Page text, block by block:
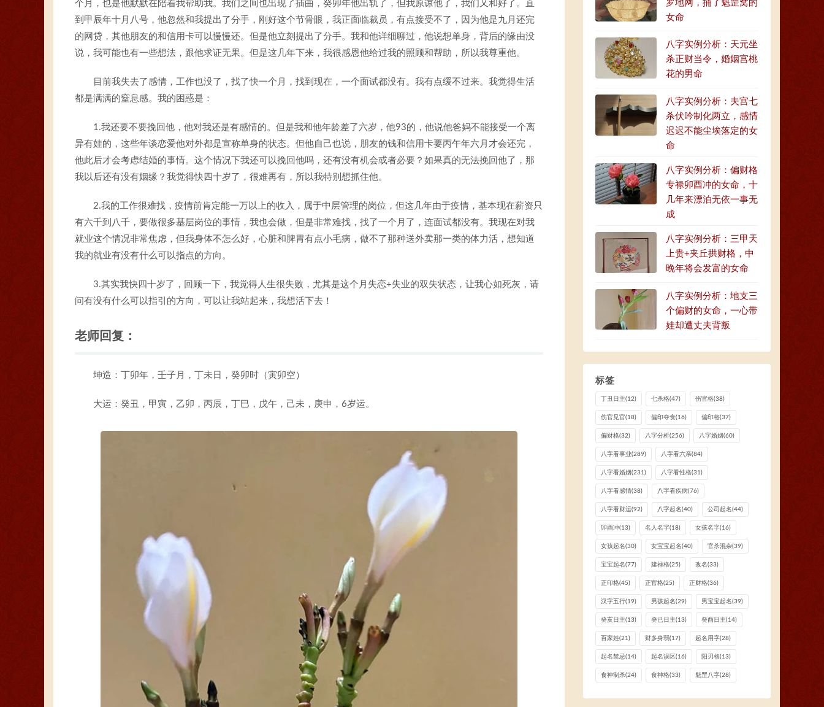
个月，也是他默默在陪着我帮助我。我们之间也出现了插曲，癸卯年他出轨了，但我原谅他了，我们又和好了。直
到甲辰年十月八号，他忽然和我提出了分手，刚好这个节骨眼，我正面临裁员，有点接受不了，因为他是九月还完
的网贷，其他朋友的和信用卡可以慢慢还。但是他立刻提出了分手。我和他详细聊过，他说想单身，背后的缘由没
说，我可能也有一些想法，跟他求证无果。但是这几年下来，我很感恩他给过我的照顾和帮助，所以我尊重他。
目前我失去了感情，工作也没了，找了快一个月，找到现在，一个面试都没有。我有点缓不过来。我觉得生活
都是满满的窒息感。我的困惑是：
1.我还要不要挽回他，他对我还是有感情的。但是我和他年龄差了六岁，他93的，他说他爸妈不能接受一个离
异有娃的，这些年谈恋爱他对外都是宣称单身的状态。但他自己也说，朋友的钱和信用卡要丙午年六月才会还完，
他此后才会考虑结婚的事情。这个情况下我还可以挽回他吗，还有没有机会或者必要？如果真的无法挽回他了，那
我以后还有没有姻缘？我觉得快四十岁了，很难再有，所以我特别想抓住他。
2.我的工作很难找，疫情前肯定能一万以上的收入，属于中层管理的岗位，但这几年由于疫情，基本现在薪资只
有六千到八千，要做很多基层岗位的事情，我也会做，但是非常难找，找了一个月了，连面试都没有。我现在对我
就业这个情况非常焦虑，但我身体不怎么好，心脏和脾胃有点小毛病，做不了那种送外卖那一类的体力活，想知道
我的就业有没有什么可以指点的方向。
3.其实我快四十岁了，回顾一下，我觉得人生很失败，尤其是这个月失恋+失业的双失状态，让我心如死灰，请
问有没有什么可以指引的方向，可以让我站起来，我想活下去！
老师回复：
坤造：丁卯年，壬子月，丁未日，癸卯时（寅卯空）
大运：癸丑，甲寅，乙卯，丙辰，丁巳，戊午，己未，庚申，6岁运。
罗地网，捅了魁罡窝的
女命
八字实例分析：天元坐
杀正财当令，婚姻宫桃
花的男命
八字实例分析：夫宫七
杀伏吟制化两立，感情
迟迟不能尘埃落定的女
命
八字实例分析：偏财格
专禄卯酉冲的女命，十
几年来漂泊无依一事无
成
八字实例分析：三甲天
上贵+夹丘拱财格，中
晚年将会发富的女命
八字实例分析：地支三
个偏财的女命，一心带
娃却遭丈夫背叛
标签
丁丑日主(12) 七杀格(47) 伤官格(38)
伤官见官(18) 偏印夺食(16) 偏印格(37)
偏财格(32) 八字分析(256) 八字婚姻(60)
八字看事业(289) 八字看六亲(84)
八字看婚姻(231) 八字看性格(31)
八字看感情(38) 八字看疾病(76)
八字看财运(92) 八字起名(40) 公司起名(44)
卯酉冲(13) 名人名字(18) 女孩名字(16)
女孩起名(30) 女宝宝起名(40) 官杀混杂(39)
宝宝起名(77) 建禄格(25) 改名(33)
正印格(45) 正官格(25) 正财格(36)
汉字五行(19) 男孩起名(29) 男宝宝起名(39)
癸亥日主(13) 癸已日主(13) 癸酉日主(14)
百家姓(21) 财多身弱(17) 起名用字(28)
起名禁忌(14) 起名误区(16) 阳刃格(13)
食神制杀(24) 食神格(33) 魁罡八字(28)